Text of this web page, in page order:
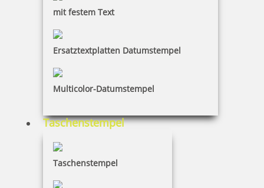
mit festem Text
Ersatztextplatten Datumstempel
Multicolor-Datumstempel
Taschenstempel
Taschenstempel
Insekten